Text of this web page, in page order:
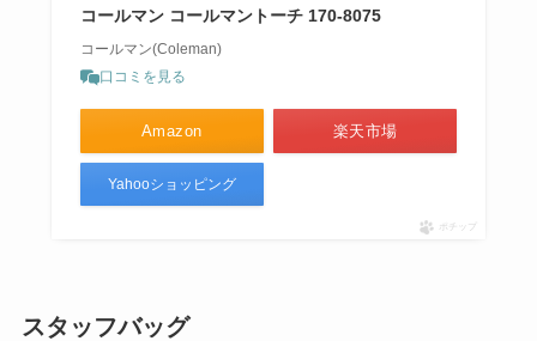
コールマン コールマントーチ 170-8075
コールマン(Coleman)
口コミを見る
Amazon 楽天市場
Yahooショッピング
ポチップ
スタッフバッグ